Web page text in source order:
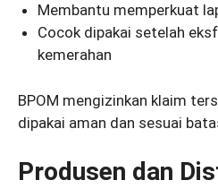
Membantu memperkuat
Cocok dipakai setelah
kemerahan
BPOM mengizinkan klaim
dipakai aman dan sesuai
Produsen dan